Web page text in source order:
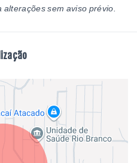
sem aviso prévio.